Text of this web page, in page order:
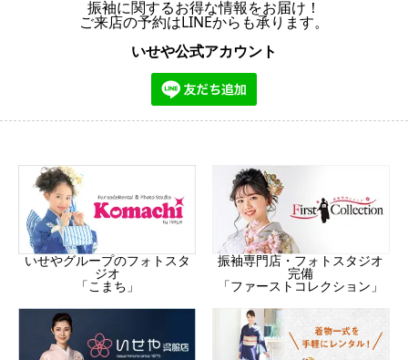
振袖に関するお得な情報をお届け！
ご来店の予約はLINEからも承ります。
いせや公式アカウント
いせやグループのフォトスタ
ジオ
「こまち」
振袖専門店・フォトスタジオ
完備
「ファーストコレクション」